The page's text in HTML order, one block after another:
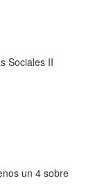
Sociales II
un 4 sobre